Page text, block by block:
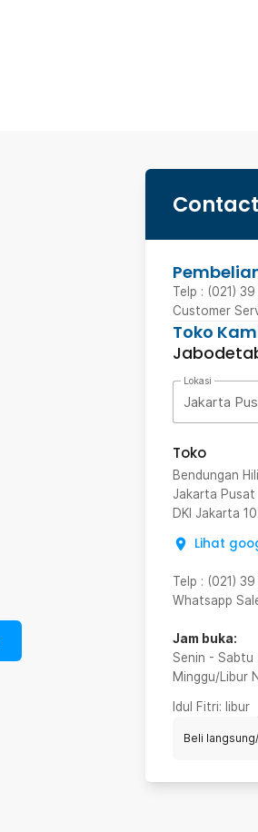
Telp : (021)
Customer
Toko
Lokasi
Jakarta
Toko
Bendungan
Jakarta Pusat
DKI Jakarta
Lihat
Telp : (021)
Whatsapp
Jam buka:
Senin - Sabtu
Minggu/Libur
Idul Fitri: libur
Beli